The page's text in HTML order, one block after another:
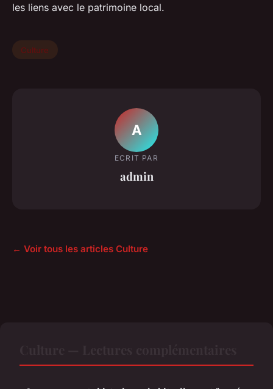
les liens avec le patrimoine local.
Culture
A
ECRIT PAR
admin
← Voir tous les articles Culture